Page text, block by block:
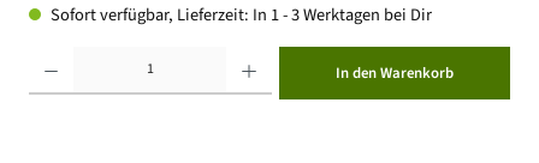
Sofort verfügbar, Lieferzeit: In 1 - 3 Werktagen bei Dir
In den Warenkorb